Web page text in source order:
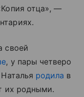
отца», —
своей
, у пары четверо
Наталья родила в
их родными.